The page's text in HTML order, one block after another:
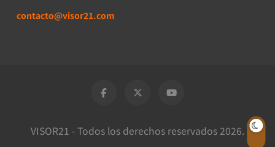
contacto@visor21.com
VISOR21 - Todos los derechos reservados 2026.